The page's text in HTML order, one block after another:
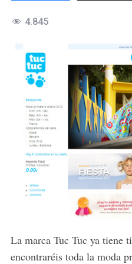
4.845
La marca Tuc Tuc ya tiene
encontraréis toda la moda